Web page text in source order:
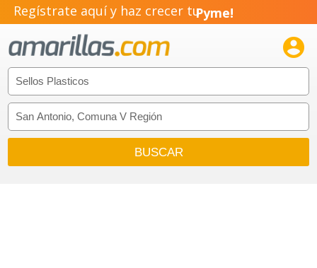
Regístrate aquí y haz crecer tuPyme!
Emprendimiento!
